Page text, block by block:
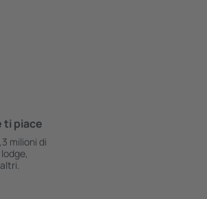
ti piace
milioni di